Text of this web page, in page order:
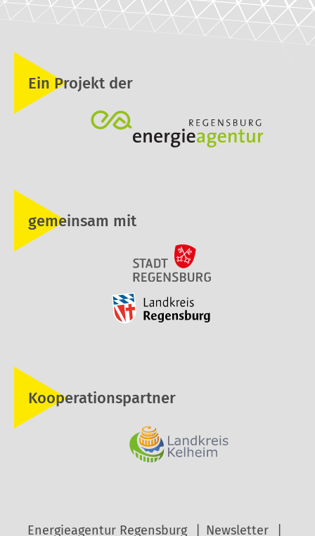
Ein Projekt der
gemeinsam mit
Kooperationspartner
Energieagentur Regensburg Newsletter